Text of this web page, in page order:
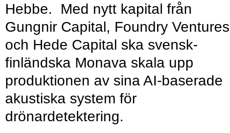
Hebbe. Med nytt kapital från
Gungnir Capital, Foundry Ventures
och Hede Capital ska svensk-
finländska Monava skala upp
produktionen av sina AI-baserade
akustiska system för
drönardetektering.